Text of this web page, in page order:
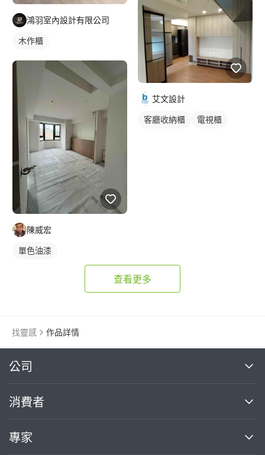
鴻羽室內設計有限公司
木作櫃
陳威宏
單色油漆
艾文設計
客廳收納櫃 電視櫃
查看更多
找靈感 作品詳情
公司
關於我們
部落格
消費者
買服務
專家
繼續完成